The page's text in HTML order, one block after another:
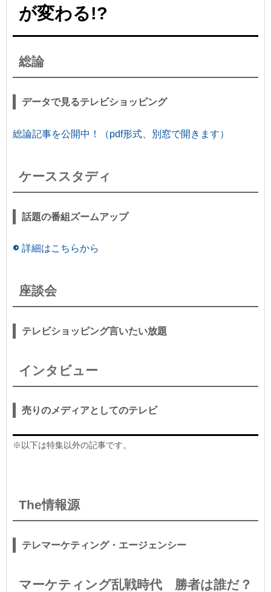
が変わる!?
総論
データで見るテレビショッピング
総論記事を公開中！（pdf形式、別窓で開きます）
ケーススタディ
話題の番組ズームアップ
詳細はこちらから
座談会
テレビショッピング言いたい放題
インタビュー
売りのメディアとしてのテレビ
※以下は特集以外の記事です。
The情報源
テレマーケティング・エージェンシー
マーケティング乱戦時代 勝者は誰だ？